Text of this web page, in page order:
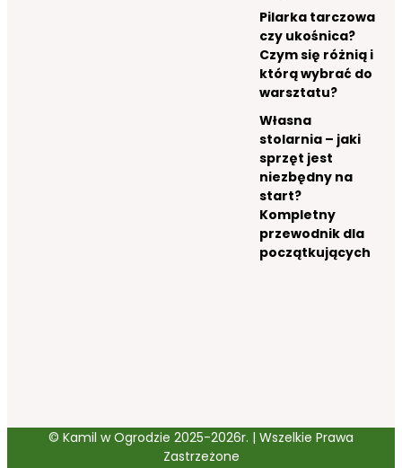
Pilarka tarczowa
czy ukośnica?
Czym się różnią i
którą wybrać do
warsztatu?
Własna
stolarnia – jaki
sprzęt jest
niezbędny na
start?
Kompletny
przewodnik dla
początkujących
© Kamil w Ogrodzie 2025-2026r. | Wszelkie Prawa
Zastrzeżone